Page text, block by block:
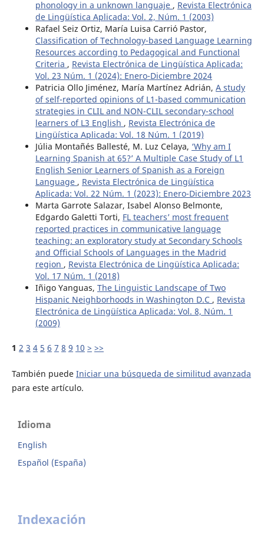
phonology in a unknown languaje , Revista Electrónica
de Lingüística Aplicada: Vol. 2, Núm. 1 (2003)
Rafael Seiz Ortiz, María Luisa Carrió Pastor,
Classification of Technology-based Language Learning
Resources according to Pedagogical and Functional
Criteria , Revista Electrónica de Lingüística Aplicada:
Vol. 23 Núm. 1 (2024): Enero-Diciembre 2024
Patricia Ollo Jiménez, María Martínez Adrián, A study
of self-reported opinions of L1-based communication
strategies in CLIL and NON-CLIL secondary-school
learners of L3 English , Revista Electrónica de
Lingüística Aplicada: Vol. 18 Núm. 1 (2019)
Júlia Montañés Ballesté, M. Luz Celaya, ‘Why am I
Learning Spanish at 65?’ A Multiple Case Study of L1
English Senior Learners of Spanish as a Foreign
Language , Revista Electrónica de Lingüística
Aplicada: Vol. 22 Núm. 1 (2023): Enero-Diciembre 2023
Marta Garrote Salazar, Isabel Alonso Belmonte,
Edgardo Galetti Torti, FL teachers’ most frequent
reported practices in communicative language
teaching: an exploratory study at Secondary Schools
and Official Schools of Languages in the Madrid
region , Revista Electrónica de Lingüística Aplicada:
Vol. 17 Núm. 1 (2018)
Iñigo Yanguas, The Linguistic Landscape of Two
Hispanic Neighborhoods in Washington D.C , Revista
Electrónica de Lingüística Aplicada: Vol. 8, Núm. 1
(2009)
1 2 3 4 5 6 7 8 9 10 > >>
También puede Iniciar una búsqueda de similitud avanzada
para este artículo.
Idioma
English
Español (España)
Indexación